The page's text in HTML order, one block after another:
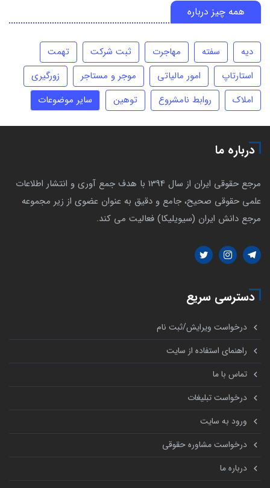
همه چیز درباره
دیه سفته مهاجرت ثبت شرکت
تهمت
استارتاپ
امور مالیاتی موجر و مستاجر
زورگیری
املاک
روابط نامشروع توهین سایر موضوعات
درباره ما
مرجع حقوقی ایران از سال 1394 با هدف جمع آوری و انتشار اطلاعات
علمی حقوقی صحیح، جامع و دقیق به عنوان عضوی از زیر مجموعه
مرجع دانش ایران (سیویلیکا) فعالیت می کند.
دسترسی سریع
درخواست ویرایش/ثبت نام
راهنمای استفاده از سایت
تماس با ما
درخواست تبلیغات
ورود به سایت
درخواست مشاوره حقوقی
درباره ما